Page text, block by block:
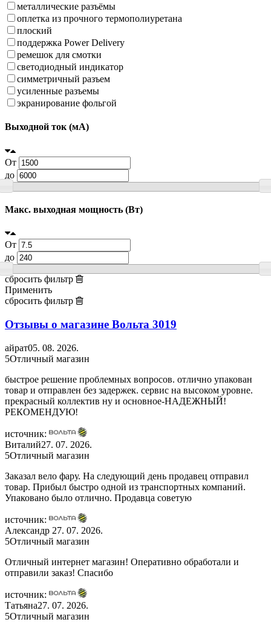
металлические разъёмы
оплетка из прочного термополиуретана
плоский
поддержка Power Delivery
ремешок для смотки
светодиодный индикатор
симметричный разъем
усиленные разъемы
экранирование фольгой
Выходной ток (мA)
От
до
Макс. выходная мощность (Вт)
От
до
сбросить фильтр
Применить
сбросить фильтр
Отзывы о магазине Вольта 3019
айрат05. 08. 2026.
5Отличный магазин
быстрое решение проблемных вопросов. отлично упакован
товар и отправлен без задержек. сервис на высоком уровне.
прекрасный коллектив ну и основное-НАДЕЖНЫЙ!
РЕКОМЕНДУЮ!
источник:
Виталий27. 07. 2026.
5Отличный магазин
Заказал вело фару. На следующий день продавец отправил
товар. Прибыл быстро одной из транспортных компаний.
Упаковано было отлично. Продавца советую
источник:
Александр 27. 07. 2026.
5Отличный магазин
Отличный интернет магазин! Оперативно обработали и
отправили заказ! Спасибо
источник:
Татьяна27. 07. 2026.
5Отличный магазин